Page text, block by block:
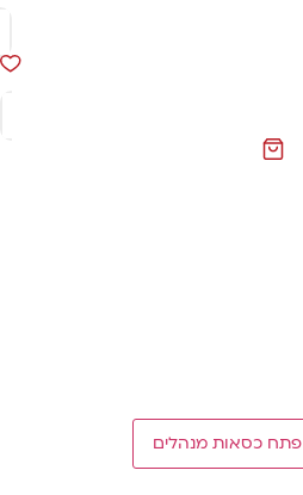
פתח כסאות מנהלים